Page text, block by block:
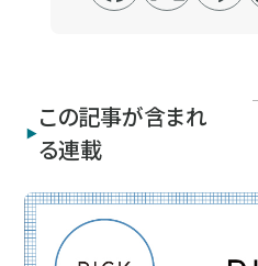
この記事が含まれ
る連載